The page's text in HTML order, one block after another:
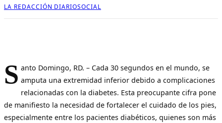
LA REDACCIÓN DIARIOSOCIAL
S anto Domingo, RD. – Cada 30 segundos en el mundo, se
amputa una extremidad inferior debido a complicaciones
relacionadas con la diabetes. Esta preocupante cifra pone
de manifiesto la necesidad de fortalecer el cuidado de los pies,
especialmente entre los pacientes diabéticos, quienes son más